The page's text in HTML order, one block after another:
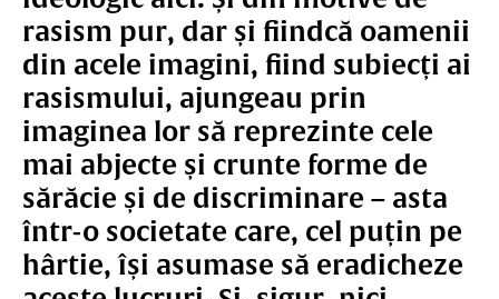
rasism pur, dar și fiindcă oamenii
din acele imagini, fiind subiecți ai
rasismului, ajungeau prin
imaginea lor să reprezinte cele
mai abjecte și crunte forme de
sărăcie și de discriminare – asta
într-o societate care, cel puțin pe
hârtie, își asumase să eradicheze